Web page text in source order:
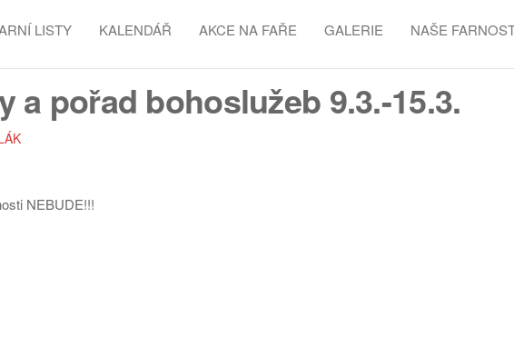
LISTY KALENDÁŘ AKCE NA FAŘE GALERIE NAŠE
a pořad bohoslužeb 9.3.-15.3.
NEBUDE!!!